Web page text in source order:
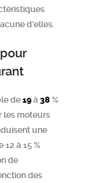
d’elles.
de19à 38 %
les moteurs
une
à 15 %
de
des